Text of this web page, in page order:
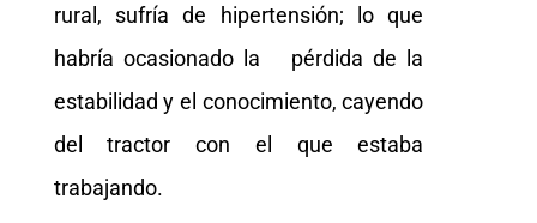
rural, sufría de hipertensión; lo que
habría ocasionado la pérdida de la
estabilidad y el conocimiento, cayendo
del tractor con el que estaba
trabajando.